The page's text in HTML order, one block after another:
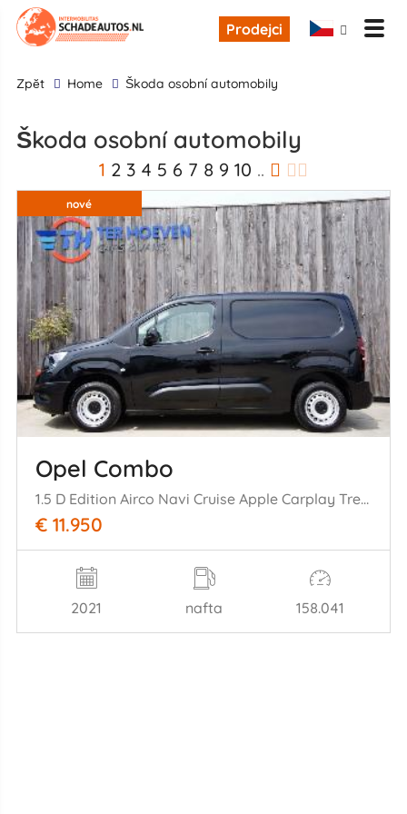
Prodejci
zpĕt Home škoda osobní automobily
škoda osobní automobily
1 2 3 4 5 6 7 8 9 10 ..
nové
Opel Combo
1.5 D Edition Airco Navi Cruise Apple Carplay Trekhaak 56KW Euro 6
€ 11.950
2021 nafta 158.041